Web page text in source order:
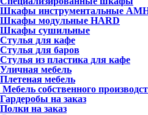
Шкафы инструментальные
Шкафы модульные HARD
Шкафы сушильные
Стулья для кафе
Стулья для баров
Стулья из пластика для кафе
Уличная мебель
Плетеная мебель
Мебель собственного
Гардеробы на заказ
Полки на заказ